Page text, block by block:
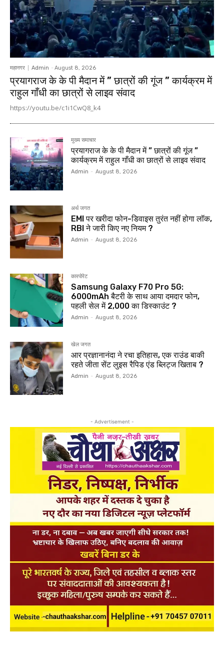
महानगर Admin - August 8, 2026
प्रयागराज के के पी मैदान में ” छात्रों की गूंज ” कार्यक्रम में
राहुल गाँधी का छात्रों से लाइव संवाद
https://youtu.be/c1i1CwQ8_k4
मुख्य समाचार
प्रयागराज के के पी मैदान में ” छात्रों की गूंज ”
कार्यक्रम में राहुल गाँधी का छात्रों से लाइव संवाद
Admin - August 8, 2026
अर्थ जगत
EMI पर खरीदा फोन-डिवाइस तुरंत नहीं होगा लॉक,
RBI ने जारी किए नए नियम ?
Admin - August 8, 2026
कारपोरेट
Samsung Galaxy F70 Pro 5G:
6000mAh बैटरी के साथ आया दमदार फोन,
पहली सेल में ₹2,000 का डिस्काउंट ?
Admin - August 8, 2026
खेल जगत
आर प्रज्ञानानंदा ने रचा इतिहास, एक राउंड बाकी
रहते जीता सेंट लुइस रैपिड एंड ब्लिट्ज खिताब ?
Admin - August 8, 2026
- Advertisement -